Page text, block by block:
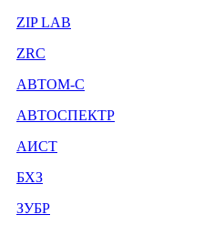
ZIP LAB
ZRC
АВТОМ-С
АВТОСПЕКТР
АИСТ
БХЗ
ЗУБР